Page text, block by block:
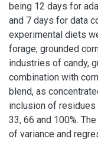
being 12 days for
and 7 days for data
experimental diets
forage; grounded
industries of candy,
combination with
blend, as
inclusion of
33, 66 and 100%.
of variance and